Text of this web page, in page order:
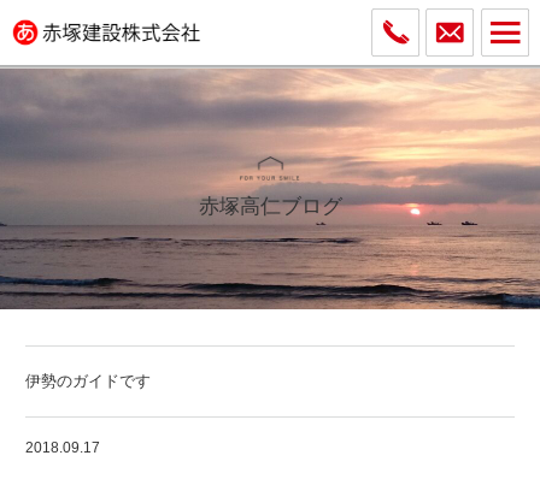
赤塚高仁ブログ
伊勢のガイドです
2018.09.17